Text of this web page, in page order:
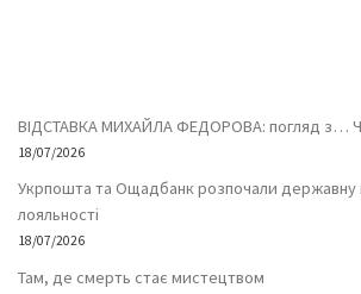
ВІДСТАВКА МИХАЙЛА ФЕДОРОВА: погляд з…
18/07/2026
Укрпошта та Ощадбанк розпочали державну
лояльності
18/07/2026
Там, де смерть стає мистецтвом